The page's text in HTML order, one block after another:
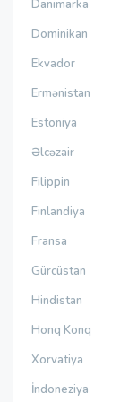
Danimarka
Dominikan
Ekvador
Ermənistan
Estoniya
Əlcəzair
Filippin
Finlandiya
Fransa
Gürcüstan
Hindistan
Honq Konq
Xorvatiya
İndoneziya